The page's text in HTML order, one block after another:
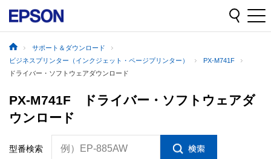
サポート＆ダウンロード
ビジネスプリンター（インクジェット・ページプリンター）
PX-M741F
ドライバー・ソフトウェアダウンロード
PX-M741F ドライバー・ソフトウェアダ
ウンロード
型番検索 例）EP-885AW